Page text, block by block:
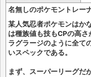
名無しのポケモントレー
某人気忍者ポケモンはか
は種族値も技もCPの高さ
ラグラージのように全て
いスペックである。
まず、スーパーリーグだ